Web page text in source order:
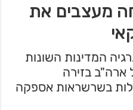
מעצבים את
המדינות השונות
ארה"ב בזירה
בשרשראות אספקה